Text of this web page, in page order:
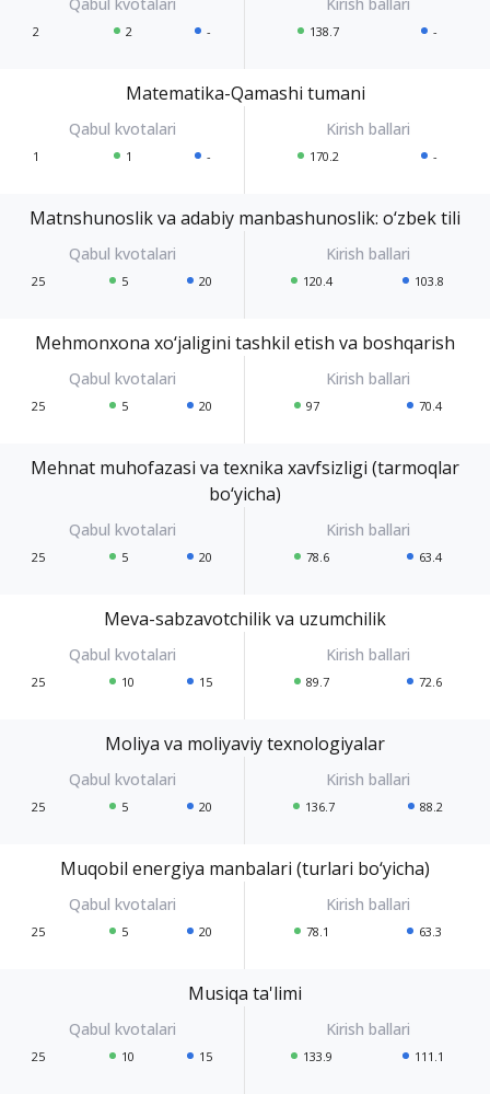
2 2 - 138.7 -
Matematika-Qamashi tumani
1 1 - 170.2 -
Matnshunoslik va adabiy manbashunoslik: o‘zbek tili
25 5 20 120.4 103.8
Mehmonxona xo‘jaligini tashkil etish va boshqarish
25 5 20 97 70.4
Mehnat muhofazasi va texnika xavfsizligi (tarmoqlar
bo‘yicha)
25 5 20 78.6 63.4
Meva-sabzavotchilik va uzumchilik
25 10 15 89.7 72.6
Moliya va moliyaviy texnologiyalar
25 5 20 136.7 88.2
Muqobil energiya manbalari (turlari bo‘yicha)
25 5 20 78.1 63.3
Musiqa ta'limi
25 10 15 133.9 111.1